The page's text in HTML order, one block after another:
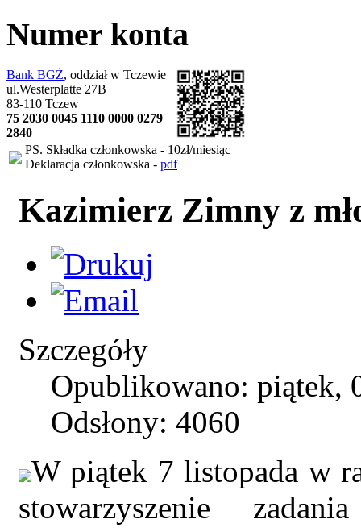
Numer konta
Bank BGŻ, oddział w Tczewie
ul.Westerplatte 27B
83-110 Tczew
75 2030 0045 1110 0000 0279
2840
PS. Składka członkowska - 10zł/miesiąc
Deklaracja członkowska - pdf
Kazimierz Zimny z
Szczegóły
Opublikowano: piątek,
Odsłony: 4060
W piątek 7 listopada w
stowarzyszenie